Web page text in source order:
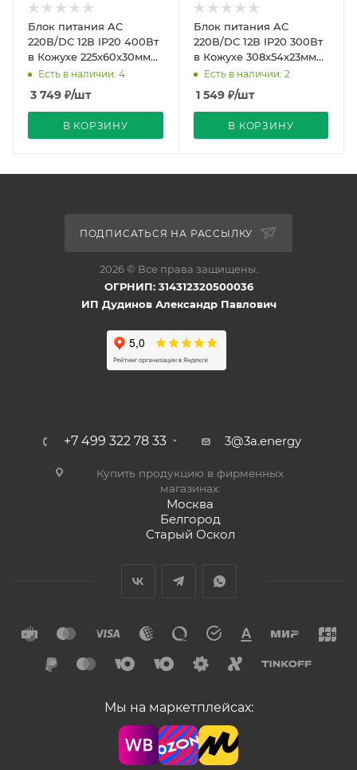
Блок питания AC
220В/DC 12В IP20 400Вт
в Кожухе 225x60x30мм
Compound Strait PRO
REDIGLE (45)
Есть в наличии: 4
3 749 ₽/шт
В КОРЗИНУ
Блок питания AC
220В/DC 12В IP20 300Вт
в Кожухе 308x54x23мм
Compact Strait REDIGLE
Есть в наличии: 2
1 549₽/шт
В КОРЗИНУ
ПОДПИСАТЬСЯ НА РАССЫЛКУ
2026 © Все права защищены.
ОГРНИП: 314312320500036
ИП Дудинов Александр Павлович
+7 499 322 78 33 3@3a.energy
Купить продукцию в фирменных
магазинах:
Москва
Белгород
Старый Оскол
Мы на маркетплейсах: